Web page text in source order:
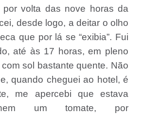
por volta das nove horas da
desde logo, a deitar o olho
que por lá se “exibia”. Fui
até às 17 horas, em pleno
sol bastante quente. Não
quando cheguei ao hotel, é
me apercebi que estava
um tomate, por